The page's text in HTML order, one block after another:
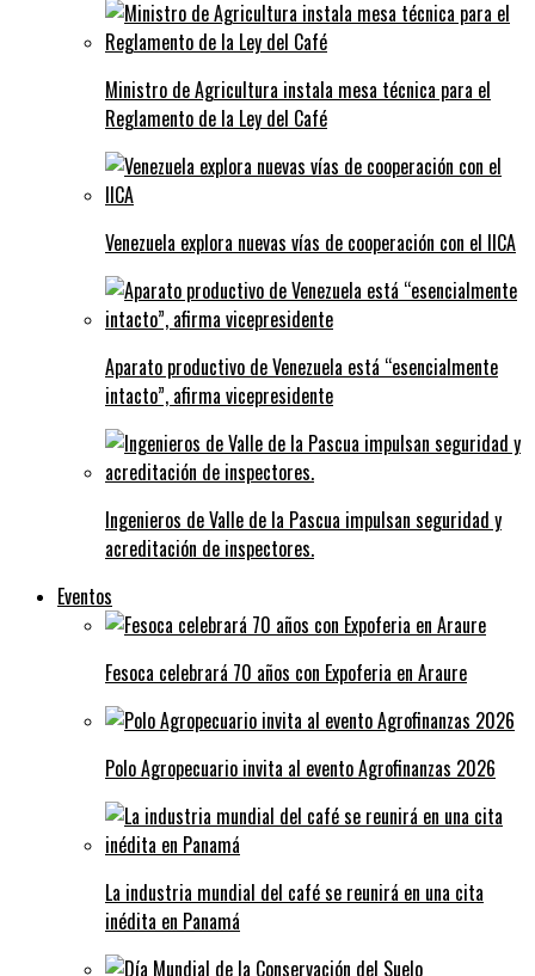
Ministro de Agricultura instala mesa técnica para el
Reglamento de la Ley del Café
Venezuela explora nuevas vías de cooperación con el IICA
Aparato productivo de Venezuela está “esencialmente
intacto”, afirma vicepresidente
Ingenieros de Valle de la Pascua impulsan seguridad y
acreditación de inspectores.
Eventos
Fesoca celebrará 70 años con Expoferia en Araure
Polo Agropecuario invita al evento Agrofinanzas 2026
La industria mundial del café se reunirá en una cita
inédita en Panamá